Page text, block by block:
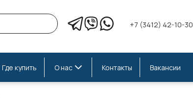
+7 (3412) 42-10-30
Где купить О нас Контакты Вакансии